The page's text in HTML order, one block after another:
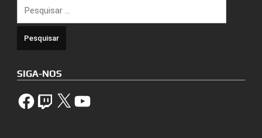
por:
SIGA-NOS
FacebookTwitch X YouTube